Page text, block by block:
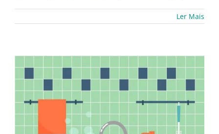
Ler Mais